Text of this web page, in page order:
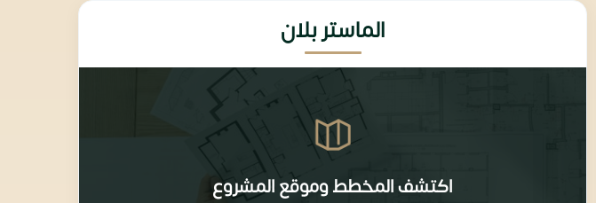
الماستر بلان
اكتشف المخطط وموقع المشروع